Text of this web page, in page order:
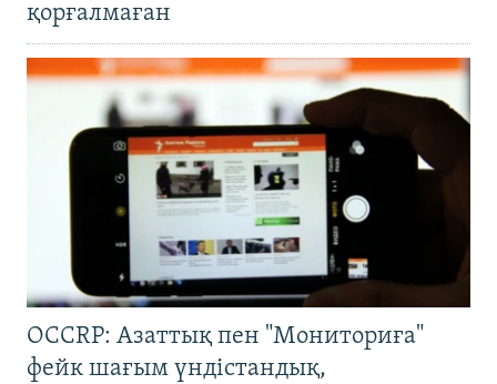
қорғалмаған
OCCRP: Азаттық пен "Мониториға"
фейк шағым үндістандық,